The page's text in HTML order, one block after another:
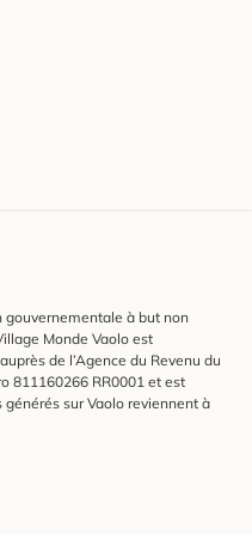
à but non
Monde Vaolo est
auprès de l’Agence du Revenu du
811160266 RR0001 et est
générés sur Vaolo reviennent à